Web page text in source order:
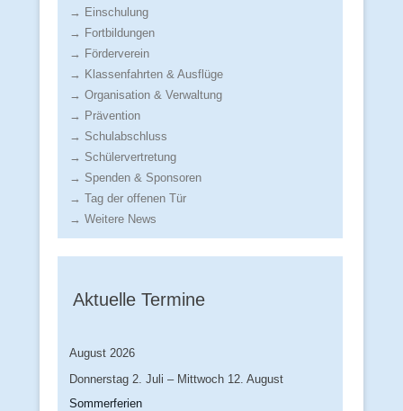
→ Einschulung
→ Fortbildungen
→ Förderverein
→ Klassenfahrten & Ausflüge
→ Organisation & Verwaltung
→ Prävention
→ Schulabschluss
→ Schülervertretung
→ Spenden & Sponsoren
→ Tag der offenen Tür
→ Weitere News
Aktuelle Termine
August 2026
Donnerstag 2. Juli – Mittwoch 12. August
Sommerferien